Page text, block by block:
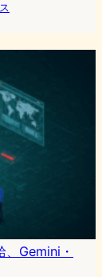
Gemini・